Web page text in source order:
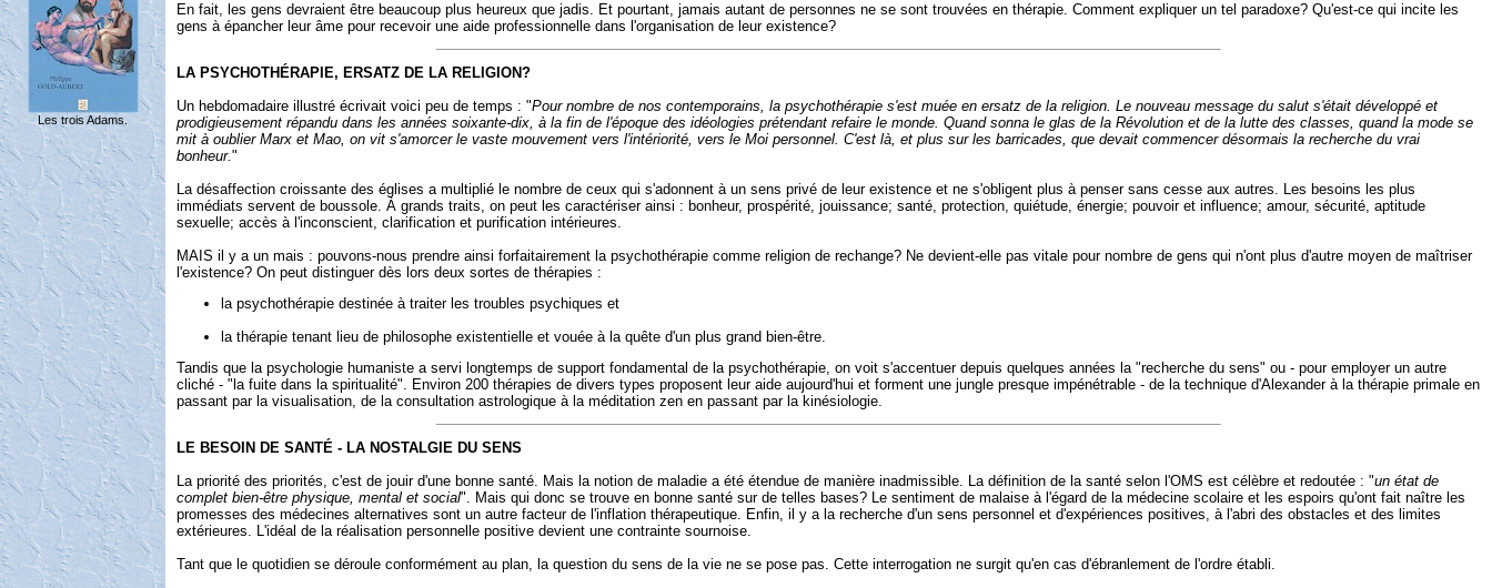
Les trois Adams.
En fait, les gens devraient être beaucoup plus heureux que jadis. Et pourtant, jamais autant de personnes ne se sont trouvées en thérapie. Comment expliquer un tel paradoxe? Qu'est-ce qui incite les
gens à épancher leur âme pour recevoir une aide professionnelle dans l'organisation de leur existence?
LA PSYCHOTHÉRAPIE, ERSATZ DE LA RELIGION?
Un hebdomadaire illustré écrivait voici peu de temps : "Pour nombre de nos contemporains, la psychothérapie s'est muée en ersatz de la religion. Le nouveau message du salut s'était développé et
prodigieusement répandu dans les années soixante-dix, à la fin de l'époque des idéologies prétendant refaire le monde. Quand sonna le glas de la Révolution et de la lutte des classes, quand la mode se
mit à oublier Marx et Mao, on vit s'amorcer le vaste mouvement vers l'intériorité, vers le Moi personnel. C'est là, et plus sur les barricades, que devait commencer désormais la recherche du vrai
bonheur."
La désaffection croissante des églises a multiplié le nombre de ceux qui s'adonnent à un sens privé de leur existence et ne s'obligent plus à penser sans cesse aux autres. Les besoins les plus
immédiats servent de boussole. À grands traits, on peut les caractériser ainsi : bonheur, prospérité, jouissance; santé, protection, quiétude, énergie; pouvoir et influence; amour, sécurité, aptitude
sexuelle; accès à l'inconscient, clarification et purification intérieures.
MAIS il y a un mais : pouvons-nous prendre ainsi forfaitairement la psychothérapie comme religion de rechange? Ne devient-elle pas vitale pour nombre de gens qui n'ont plus d'autre moyen de maîtriser
l'existence? On peut distinguer dès lors deux sortes de thérapies :
la psychothérapie destinée à traiter les troubles psychiques et
la thérapie tenant lieu de philosophe existentielle et vouée à la quête d'un plus grand bien-être.
Tandis que la psychologie humaniste a servi longtemps de support fondamental de la psychothérapie, on voit s'accentuer depuis quelques années la "recherche du sens" ou - pour employer un autre
cliché - "la fuite dans la spiritualité". Environ 200 thérapies de divers types proposent leur aide aujourd'hui et forment une jungle presque impénétrable - de la technique d'Alexander à la thérapie primale en
passant par la visualisation, de la consultation astrologique à la méditation zen en passant par la kinésiologie.
LE BESOIN DE SANTÉ - LA NOSTALGIE DU SENS
La priorité des priorités, c'est de jouir d'une bonne santé. Mais la notion de maladie a été étendue de manière inadmissible. La définition de la santé selon l'OMS est célèbre et redoutée : "un état de
complet bien-être physique, mental et social". Mais qui donc se trouve en bonne santé sur de telles bases? Le sentiment de malaise à l'égard de la médecine scolaire et les espoirs qu'ont fait naître les
promesses des médecines alternatives sont un autre facteur de l'inflation thérapeutique. Enfin, il y a la recherche d'un sens personnel et d'expériences positives, à l'abri des obstacles et des limites
extérieures. L'idéal de la réalisation personnelle positive devient une contrainte sournoise.
Tant que le quotidien se déroule conformément au plan, la question du sens de la vie ne se pose pas. Cette interrogation ne surgit qu'en cas d'ébranlement de l'ordre établi.